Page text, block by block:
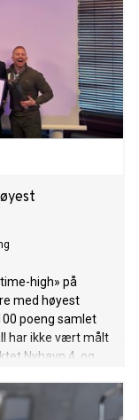
high» på
med høyest
poeng samlet
har ikke vært målt
Nyhavn 4, og
kundetilfredshet